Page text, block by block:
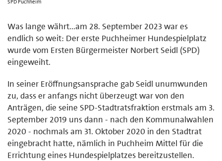
SPD Puchheim
Was lange währt...am 28. September 2023 war es
endlich so weit: Der erste Puchheimer Hundespielplatz
wurde vom Ersten Bürgermeister Norbert Seidl (SPD)
eingeweiht.
In seiner Eröffnungsansprache gab Seidl unumwunden
zu, dass er anfangs nicht überzeugt war von den
Anträgen, die seine SPD-Stadtratsfraktion erstmals am 3.
September 2019 uns dann - nach den Kommunalwahlen
2020 - nochmals am 31. Oktober 2020 in den Stadtrat
eingebracht hatte, nämlich in Puchheim Mittel für die
Errichtung eines Hundespielplatzes bereitzustellen.